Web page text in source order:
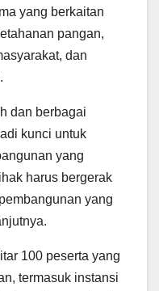
yang berkaitan
pangan,
dan
dan berbagai
kunci untuk
yang
harus bergerak
yang
100 peserta yang
termasuk instansi